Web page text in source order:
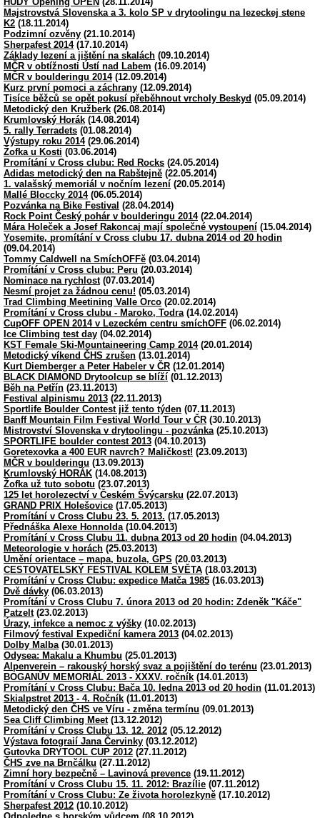
Majstrovstvá Slovenska a 3. kolo SP v drytoolingu na lezeckej stene
K2 (18.11.2014)
Podzimní ozvěny (21.10.2014)
Sherpafest 2014(17.10.2014)
Základy lezení a jištění na skalách (09.10.2014)
MČR v obtížnosti Ústí nad Labem (16.09.2014)
MČR v boulderingu 2014(12.09.2014)
Kurz první pomoci a záchrany (12.09.2014)
Tisíce běžců se opět pokusí přeběhnout vrcholy Beskyd (05.09.2014)
Metodický den Kružberk (26.08.2014)
Krumlovský Horák (14.08.2014)
5. rally Terradets (01.08.2014)
Výstupy roku 2014(29.06.2014)
Žofka u Kosti (03.06.2014)
Promítání v Cross clubu: Red Rocks (24.05.2014)
Adidas metodický den na Rabštejně (22.05.2014)
1. valašský memoriál v nočním lezení (20.05.2014)
Mallé Bloccky 2014(06.05.2014)
Pozvánka na Bike Festival (28.04.2014)
Rock Point Český pohár v boulderingu 2014(22.04.2014)
Mára Holeček a Josef Rakoncaj mají společné vystoupení (15.04.2014)
Yosemite, promítání v Cross clubu 17. dubna 2014 od 20 hodin
(09.04.2014)
Tommy Caldwell na SmíchOFFě (03.04.2014)
Promítání v Cross clubu: Peru (20.03.2014)
Nominace na rychlost(07.03.2014)
Nesmí projet za žádnou cenu! (05.03.2014)
Trad Climbing Meetining Valle Orco (20.02.2014)
Promítání v Cross clubu - Maroko, Todra(14.02.2014)
CupOFF OPEN 2014 v Lezeckém centru smíchOFF (06.02.2014)
Ice Climbing test day (04.02.2014)
KST Female Ski-Mountaineering Camp 2014(20.01.2014)
Metodický víkend ČHS zrušen (13.01.2014)
Kurt Diemberger a Peter Habeler v ČR (12.01.2014)
BLACK DIAMOND Drytoolcup se blíží (01.12.2013)
Běh na Petřín (23.11.2013)
Festival alpinismu 2013 (22.11.2013)
Sportlife Boulder Contest již tento týden (07.11.2013)
Banff Mountain Film Festival World Tour v ČR (30.10.2013)
Mistrovství Slovenska v drytoolingu - pozvánka(25.10.2013)
SPORTLIFE boulder contest 2013 (04.10.2013)
Goretexovka a 400 EUR navrch? Maličkost! (23.09.2013)
MČR v boulderingu (13.09.2013)
Krumlovský HORÁK (14.08.2013)
Žofka už tuto sobotu (23.07.2013)
125 let horolezectví v Českém Švýcarsku (22.07.2013)
GRAND PRIX Holešovice (17.05.2013)
Promítání v Cross Clubu 23. 5. 2013. (17.05.2013)
Přednáška Alexe Honnolda(10.04.2013)
Promítání v Cross Clubu 11. dubna 2013 od 20 hodin (04.04.2013)
Meteorologie v horách (25.03.2013)
Umění orientace – mapa, buzola, GPS (20.03.2013)
CESTOVATELSKÝ FESTIVAL KOLEM SVĚTA (18.03.2013)
Promítání v Cross Clubu: expedice Matča 1985 (16.03.2013)
Dvě dávky (06.03.2013)
Promítání v Cross Clubu 7. února 2013 od 20 hodin: Zdeněk "Káče"
Patzelt(23.02.2013)
Úrazy, infekce a nemoc z výšky (10.02.2013)
Filmový festival Expediční kamera 2013 (04.02.2013)
Dolby Malba(30.01.2013)
Odysea: Makalu a Khumbu (25.01.2013)
Alpenverein – rakouský horský svaz a pojištění do terénu (23.01.2013)
BOGANŮV MEMORIÁL 2013 - XXXV. ročník (14.01.2013)
Promítání v Cross Clubu: Bača 10. ledna 2013 od 20 hodin (11.01.2013)
Skialpstret 2013 - 4. Ročník (11.01.2013)
Metodický den ČHS ve Víru - změna termínu (09.01.2013)
Sea Cliff Climbing Meet(13.12.2012)
Promítání v Cross Clubu 13. 12. 2012 (05.12.2012)
Výstava fotograií Jana Červinky (03.12.2012)
Gutovka DRYTOOL CUP 2012 (27.11.2012)
ČHS zve na Brnčálku (27.11.2012)
Zimní hory bezpečně – Lavinová prevence (19.11.2012)
Promítání v Cross Clubu 15. 11. 2012: Brazílie (07.11.2012)
Promítání v Cross Clubu: Ze života horolezkyně (17.10.2012)
Sherpafest 2012 (10.10.2012)